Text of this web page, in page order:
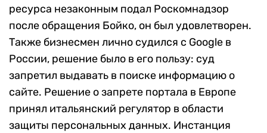
ресурса незаконным подал Роскомнадзор
после обращения Бойко, он был удовлетворен.
Также бизнесмен лично судился с Google в
России, решение было в его пользу: суд
запретил выдавать в поиске информацию о
сайте. Решение о запрете портала в Европе
принял итальянский регулятор в области
защиты персональных данных. Инстанция